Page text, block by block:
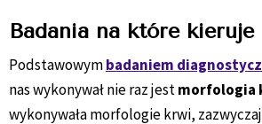
Badania na które kieruje
Podstawowymbadaniem
nas wykonywał nie raz jestmorfologia
wykonywała morfologie krwi,